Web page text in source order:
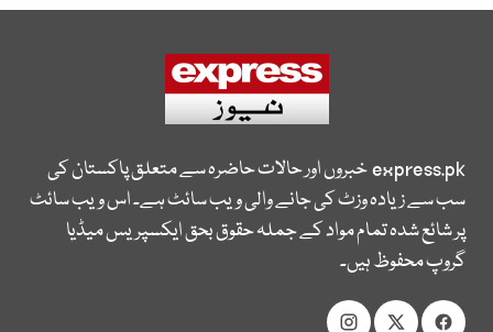
express.pkخبروں اور حالات حاضرہ سے متعلق پاکستان کی
سب سے زیادہ وزٹ کی جانے والی ویب سائٹ ہے۔ اس ویب سائٹ
پر شائع شدہ تمام مواد کے جملہ حقوق بحق ایکسپریس میڈیا
گروپ محفوظ ہیں۔